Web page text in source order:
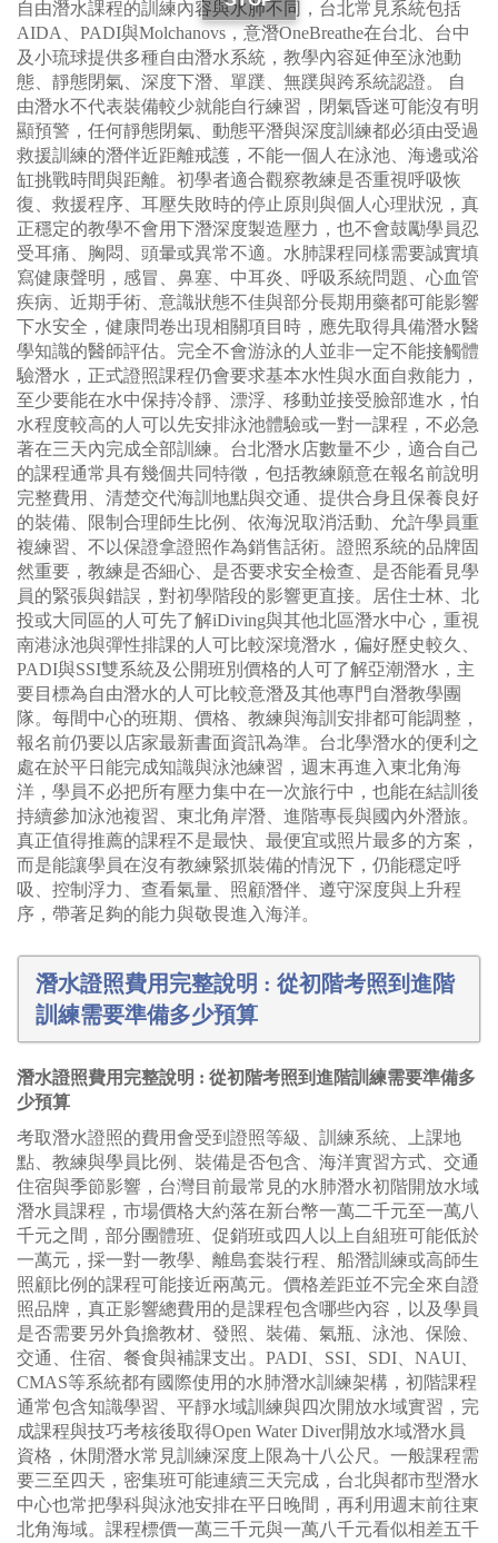
自由潛水課程的訓練內容與水肺不同，台北常見系統包括
AIDA、PADI與Molchanovs，意潛OneBreathe在台北、台中
及小琉球提供多種自由潛水系統，教學內容延伸至泳池動
態、靜態閉氣、深度下潛、單蹼、無蹼與跨系統認證。 自
由潛水不代表裝備較少就能自行練習，閉氣昏迷可能沒有明
顯預警，任何靜態閉氣、動態平潛與深度訓練都必須由受過
救援訓練的潛伴近距離戒護，不能一個人在泳池、海邊或浴
缸挑戰時間與距離。初學者適合觀察教練是否重視呼吸恢
復、救援程序、耳壓失敗時的停止原則與個人心理狀況，真
正穩定的教學不會用下潛深度製造壓力，也不會鼓勵學員忍
受耳痛、胸悶、頭暈或異常不適。水肺課程同樣需要誠實填
寫健康聲明，感冒、鼻塞、中耳炎、呼吸系統問題、心血管
疾病、近期手術、意識狀態不佳與部分長期用藥都可能影響
下水安全，健康問卷出現相關項目時，應先取得具備潛水醫
學知識的醫師評估。完全不會游泳的人並非一定不能接觸體
驗潛水，正式證照課程仍會要求基本水性與水面自救能力，
至少要能在水中保持冷靜、漂浮、移動並接受臉部進水，怕
水程度較高的人可以先安排泳池體驗或一對一課程，不必急
著在三天內完成全部訓練。台北潛水店數量不少，適合自己
的課程通常具有幾個共同特徵，包括教練願意在報名前說明
完整費用、清楚交代海訓地點與交通、提供合身且保養良好
的裝備、限制合理師生比例、依海況取消活動、允許學員重
複練習、不以保證拿證照作為銷售話術。證照系統的品牌固
然重要，教練是否細心、是否要求安全檢查、是否能看見學
員的緊張與錯誤，對初學階段的影響更直接。居住士林、北
投或大同區的人可先了解iDiving與其他北區潛水中心，重視
南港泳池與彈性排課的人可比較深境潛水，偏好歷史較久、
PADI與SSI雙系統及公開班別價格的人可了解亞潮潛水，主
要目標為自由潛水的人可比較意潛及其他專門自潛教學團
隊。每間中心的班期、價格、教練與海訓安排都可能調整，
報名前仍要以店家最新書面資訊為準。台北學潛水的便利之
處在於平日能完成知識與泳池練習，週末再進入東北角海
洋，學員不必把所有壓力集中在一次旅行中，也能在結訓後
持續參加泳池複習、東北角岸潛、進階專長與國內外潛旅。
真正值得推薦的課程不是最快、最便宜或照片最多的方案，
而是能讓學員在沒有教練緊抓裝備的情況下，仍能穩定呼
吸、控制浮力、查看氣量、照顧潛伴、遵守深度與上升程
序，帶著足夠的能力與敬畏進入海洋。
潛水證照費用完整說明 : 從初階考照到進階
訓練需要準備多少預算
潛水證照費用完整說明 : 從初階考照到進階訓練需要準備多
少預算
考取潛水證照的費用會受到證照等級、訓練系統、上課地
點、教練與學員比例、裝備是否包含、海洋實習方式、交通
住宿與季節影響，台灣目前最常見的水肺潛水初階開放水域
潛水員課程，市場價格大約落在新台幣一萬二千元至一萬八
千元之間，部分團體班、促銷班或四人以上自組班可能低於
一萬元，採一對一教學、離島套裝行程、船潛訓練或高師生
照顧比例的課程可能接近兩萬元。價格差距並不完全來自證
照品牌，真正影響總費用的是課程包含哪些內容，以及學員
是否需要另外負擔教材、發照、裝備、氣瓶、泳池、保險、
交通、住宿、餐食與補課支出。PADI、SSI、SDI、NAUI、
CMAS等系統都有國際使用的水肺潛水訓練架構，初階課程
通常包含知識學習、平靜水域訓練與四次開放水域實習，完
成課程與技巧考核後取得Open Water Diver開放水域潛水員
資格，休閒潛水常見訓練深度上限為十八公尺。一般課程需
要三至四天，密集班可能連續三天完成，台北與都市型潛水
中心也常把學科與泳池安排在平日晚間，再利用週末前往東
北角海域。課程標價一萬三千元與一萬八千元看似相差五千